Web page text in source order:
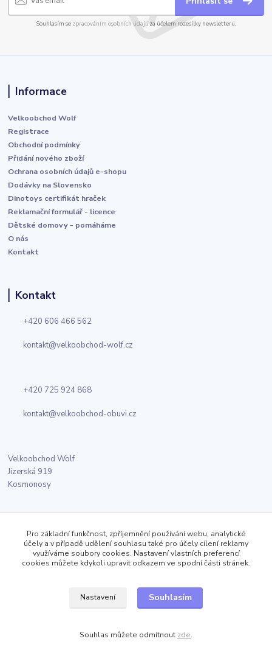
Souhlasím se zpracováním osobních údajůza účelem rozesílky newsletteru.
Informace
Velkoobchod Wolf
Registrace
Obchodní podmínky
Přidání nového zboží
Ochrana osobních údajů e-shopu
Dodávky na Slovensko
Dinotoys certifikát hraček
Reklamační formulář - licence
Dětské domovy - pomáháme
O nás
Kontakt
Kontakt
+420 606 466 562
kontakt@velkoobchod-wolf.cz
+420 725 924 868
kontakt@velkoobchod-obuvi.cz
Velkoobchod Wolf
Jizerská 919
Kosmonosy
Sledujte nás
Facebook
Twitter
Instagram
Pro základní funkčnost, zpříjemnění používání webu, analytické
účely a v případě udělení souhlasu také pro účely cílení reklamy
využíváme soubory cookies. Nastavení vlastních preferencí
cookies můžete kdykoli upravit odkazem ve spodní části stránek.
Nastavení Souhlasím
Souhlas můžete odmítnout zde.